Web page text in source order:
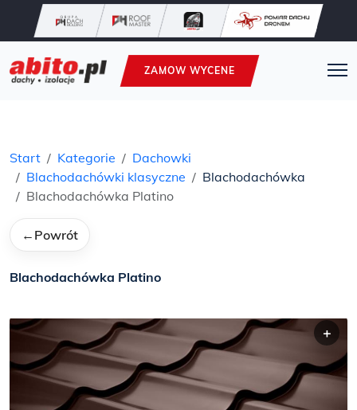
ZAMOW WYCENE
Start Kategorie
Dachowki
Blachodachówki klasyczne
Blachodachówka
Blachodachówka Platino
← Powrót
Blachodachówka Platino
+